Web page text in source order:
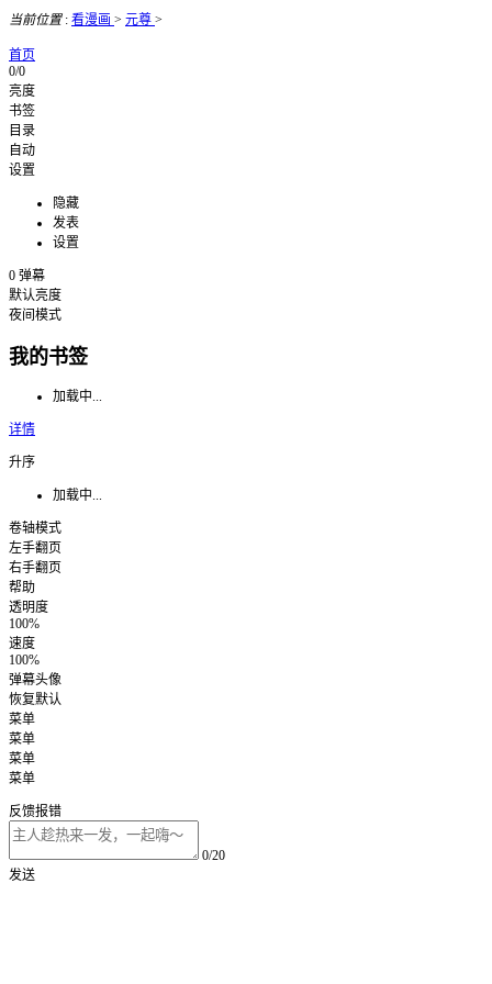
当前位置: 看漫画 > 元尊 >
首页
0/0
亮度
书签
目录
自动
设置
隐藏
发表
设置
0 弹幕
默认亮度
夜间模式
我的书签
加载中...
详情
升序
加载中...
卷轴模式
左手翻页
右手翻页
帮助
透明度
100%
速度
100%
弹幕头像
恢复默认
菜单
菜单
菜单
菜单
反馈报错
0/20
发送